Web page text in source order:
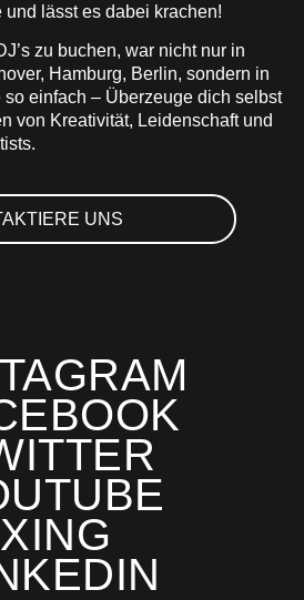
XING
lässt es dabei krachen!
zu buchen, war nicht nur in
Hamburg, Berlin, sondern in
einfach – Überzeuge dich selbst
von Kreativität, Leidenschaft und
UNS